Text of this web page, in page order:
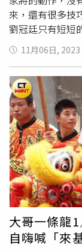
舒服的點告訴他
對方而做改變，
經營，給孩子完
來，還有很多技
劉冠廷只有短短
果驗收，讓2人
劃傷血流不止，
被劃到回去飯店
針。」為了不耽
呼敬業。温昇豪
次、二次跳到第
別為傳統藝陣文
要有這樣的偏見
文化，要好好保
冠廷3天內苦練
11月06日, 2023
大哥一條龍
自嗨喊「來